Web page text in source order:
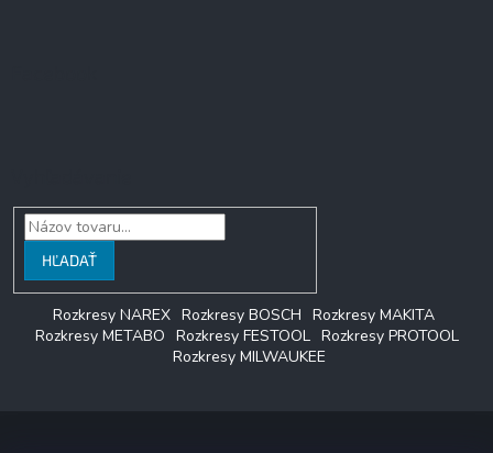
HĽADAŤ
Rozkresy NAREX Rozkresy BOSCH Rozkresy MAKITA
Rozkresy METABO Rozkresy FESTOOL Rozkresy PROTOOL
Rozkresy MILWAUKEE